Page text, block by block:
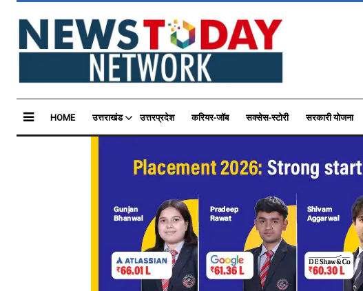
HOME उत्तराखंड उत्तरप्रदेश करियर-जॉब सक्सेस-स्टोरी सरकारी योजना